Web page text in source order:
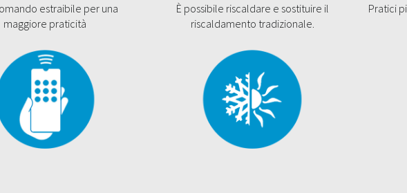
estraibile per una
maggiore praticità
È possibile riscaldare e sostituire il
riscaldamento tradizionale.
Pratici